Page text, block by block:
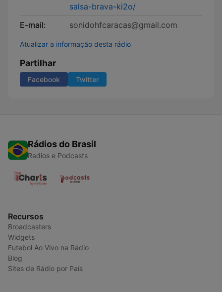
salsa-brava-ki2o/
E-mail:
sonidohfcaracas@gmail.com
Atualizar a informação desta rádio
Partilhar
Facebook Twitter
Rádios do Brasil
Radios e Podcasts
Recursos
Broadcasters
Widgets
Futebol Ao Vivo na Rádio
Blog
Sites de Rádio por País